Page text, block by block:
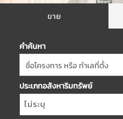
ขาย
คำค้นหา
ชื่อโครงการ หรือ ทำเลที่ตั้ง
ประเภทอสังหาริมทรัพย์
ไม่ระบุ